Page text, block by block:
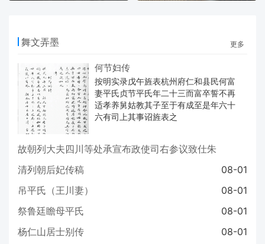
舞文弄墨 更多
何节妇传
按明实录ㅤ戊午旌表杭州府仁和县民何富
妻平氏贞节平氏年二十三而富卒誓不再
适孝养舅姑教其子至于有成至是年六十
六有司上其事诏旌表之
故朝列大夫四川等处承宣布政使司右参议致仕朱
公墓志铭
08-03
清列朝后妃传稿
08-01
吊平氏（王川妻）
08-01
祭鲁廷瞻母平氏
08-01
杨仁山居士别传
08-01